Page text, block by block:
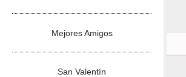
Mejores Amigos
San Valentín